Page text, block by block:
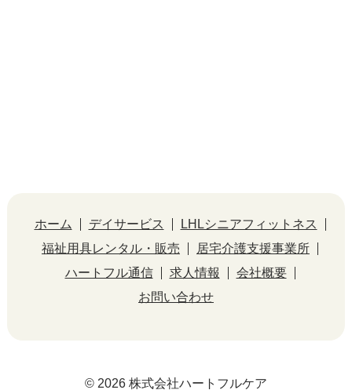
ホーム デイサービス
LHLシニアフィットネス
福祉用具レンタル・販売
居宅介護支援事業所
ハートフル通信
求人情報
会社概要
お問い合わせ
© 2026 株式会社ハートフルケア